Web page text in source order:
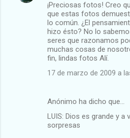
¡Preciosas fotos! Creo
que estas fotos
lo común. ¿El
hizo ésto? No lo
seres que razonamos
muchas cosas de
fin, lindas fotos Alí.
17 de marzo de 2009 a
Anónimo ha dicho que…
LUIS: Dios es grande y
sorpresas